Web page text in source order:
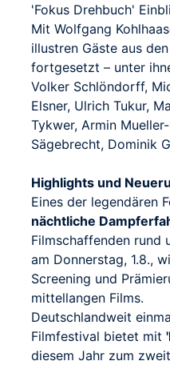
'Fokus Drehbuch'
Mit Wolfgang
illustren Gäste aus
fortgesetzt – unter
Volker Schlöndorff,
Elsner, Ulrich Tukur,
Tykwer, Armin
Sägebrecht, Dominik
Highlights und
Eines der legendären
nächtliche
Filmschaffenden rund
am Donnerstag, 1.8.,
Screening und
mittellangen Films.
Deutschlandweit
Filmfestival bietet mit
diesem Jahr zum